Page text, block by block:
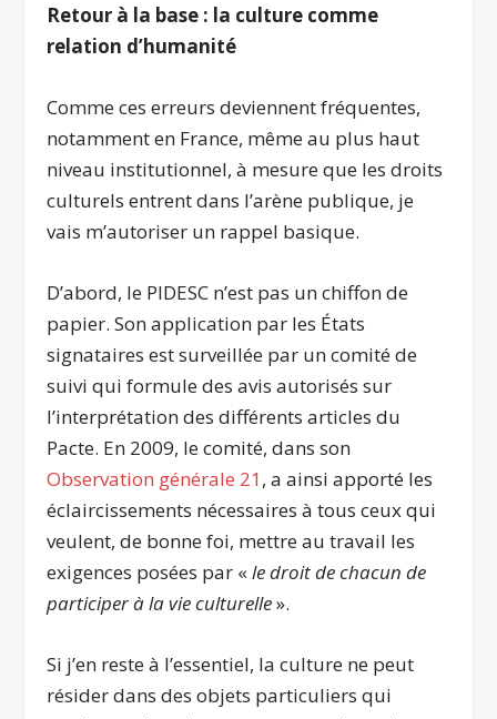
Retour à la base : la culture comme
relation d’humanité
Comme ces erreurs deviennent fréquentes,
notamment en France, même au plus haut
niveau institutionnel, à mesure que les droits
culturels entrent dans l’arène publique, je
vais m’autoriser un rappel basique.
D’abord, le PIDESC n’est pas un chiffon de
papier. Son application par les États
signataires est surveillée par un comité de
suivi qui formule des avis autorisés sur
l’interprétation des différents articles du
Pacte. En 2009, le comité, dans son
Observation générale 21, a ainsi apporté les
éclaircissements nécessaires à tous ceux qui
veulent, de bonne foi, mettre au travail les
exigences posées par «le droit de chacun de
participer à la vie culturelle».
Si j’en reste à l’essentiel, la culture ne peut
résider dans des objets particuliers qui